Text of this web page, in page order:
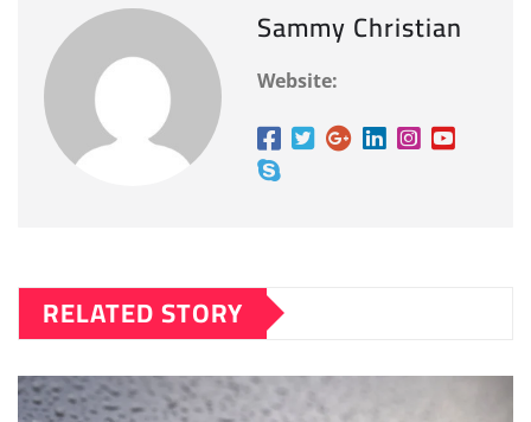
Sammy Christian
Website:
RELATED STORY